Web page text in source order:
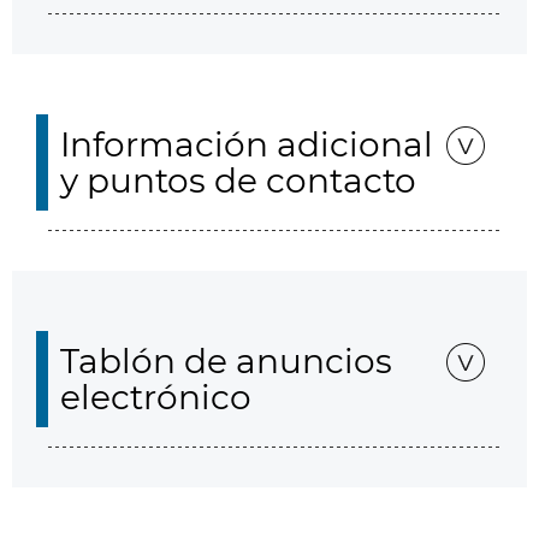
Información adicional
y puntos de contacto
Tablón de anuncios
electrónico